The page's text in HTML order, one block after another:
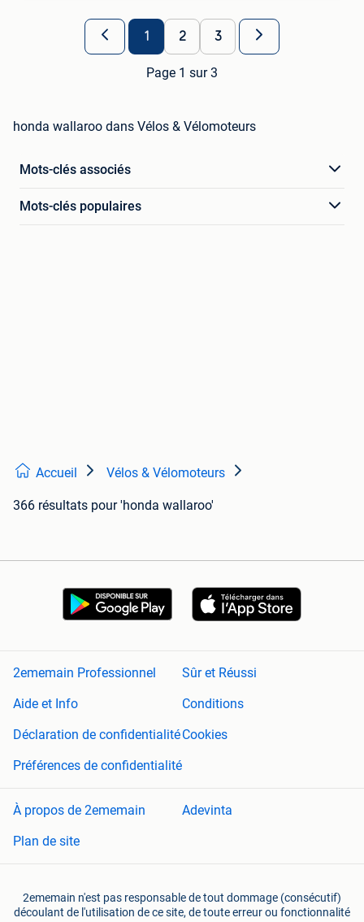
1 2 3
Page 1 sur 3
honda wallaroo dans Vélos & Vélomoteurs
Mots-clés associés
Mots-clés populaires
Accueil Vélos & Vélomoteurs
366 résultats pour 'honda wallaroo'
2ememain Professionnel
Sûr et Réussi
Aide et Info
Conditions
Déclaration de confidentialitéCookies
Préférences de confidentialité
À propos de 2ememain
Adevinta
Plan de site
2ememain n'est pas responsable de tout dommage (consécutif)
découlant de l'utilisation de ce site, de toute erreur ou fonctionnalité